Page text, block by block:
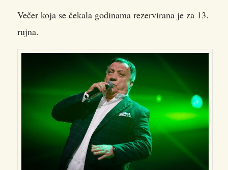
Večer koja se čekala godinama rezervirana je za 13.
rujna.